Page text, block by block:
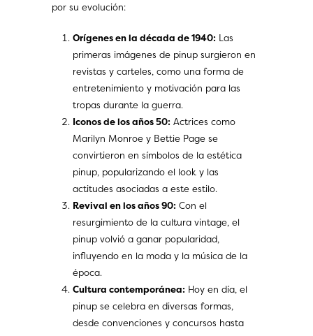
por su evolución:
Orígenes en la década de 1940: Las
primeras imágenes de pinup surgieron en
revistas y carteles, como una forma de
entretenimiento y motivación para las
tropas durante la guerra.
Iconos de los años 50: Actrices como
Marilyn Monroe y Bettie Page se
convirtieron en símbolos de la estética
pinup, popularizando el look y las
actitudes asociadas a este estilo.
Revival en los años 90: Con el
resurgimiento de la cultura vintage, el
pinup volvió a ganar popularidad,
influyendo en la moda y la música de la
época.
Cultura contemporánea: Hoy en día, el
pinup se celebra en diversas formas,
desde convenciones y concursos hasta